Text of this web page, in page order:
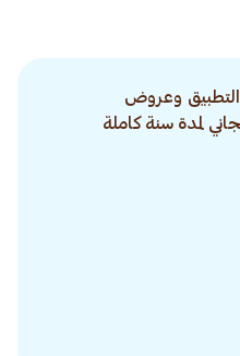
وعروض
لمدة سنة كاملة